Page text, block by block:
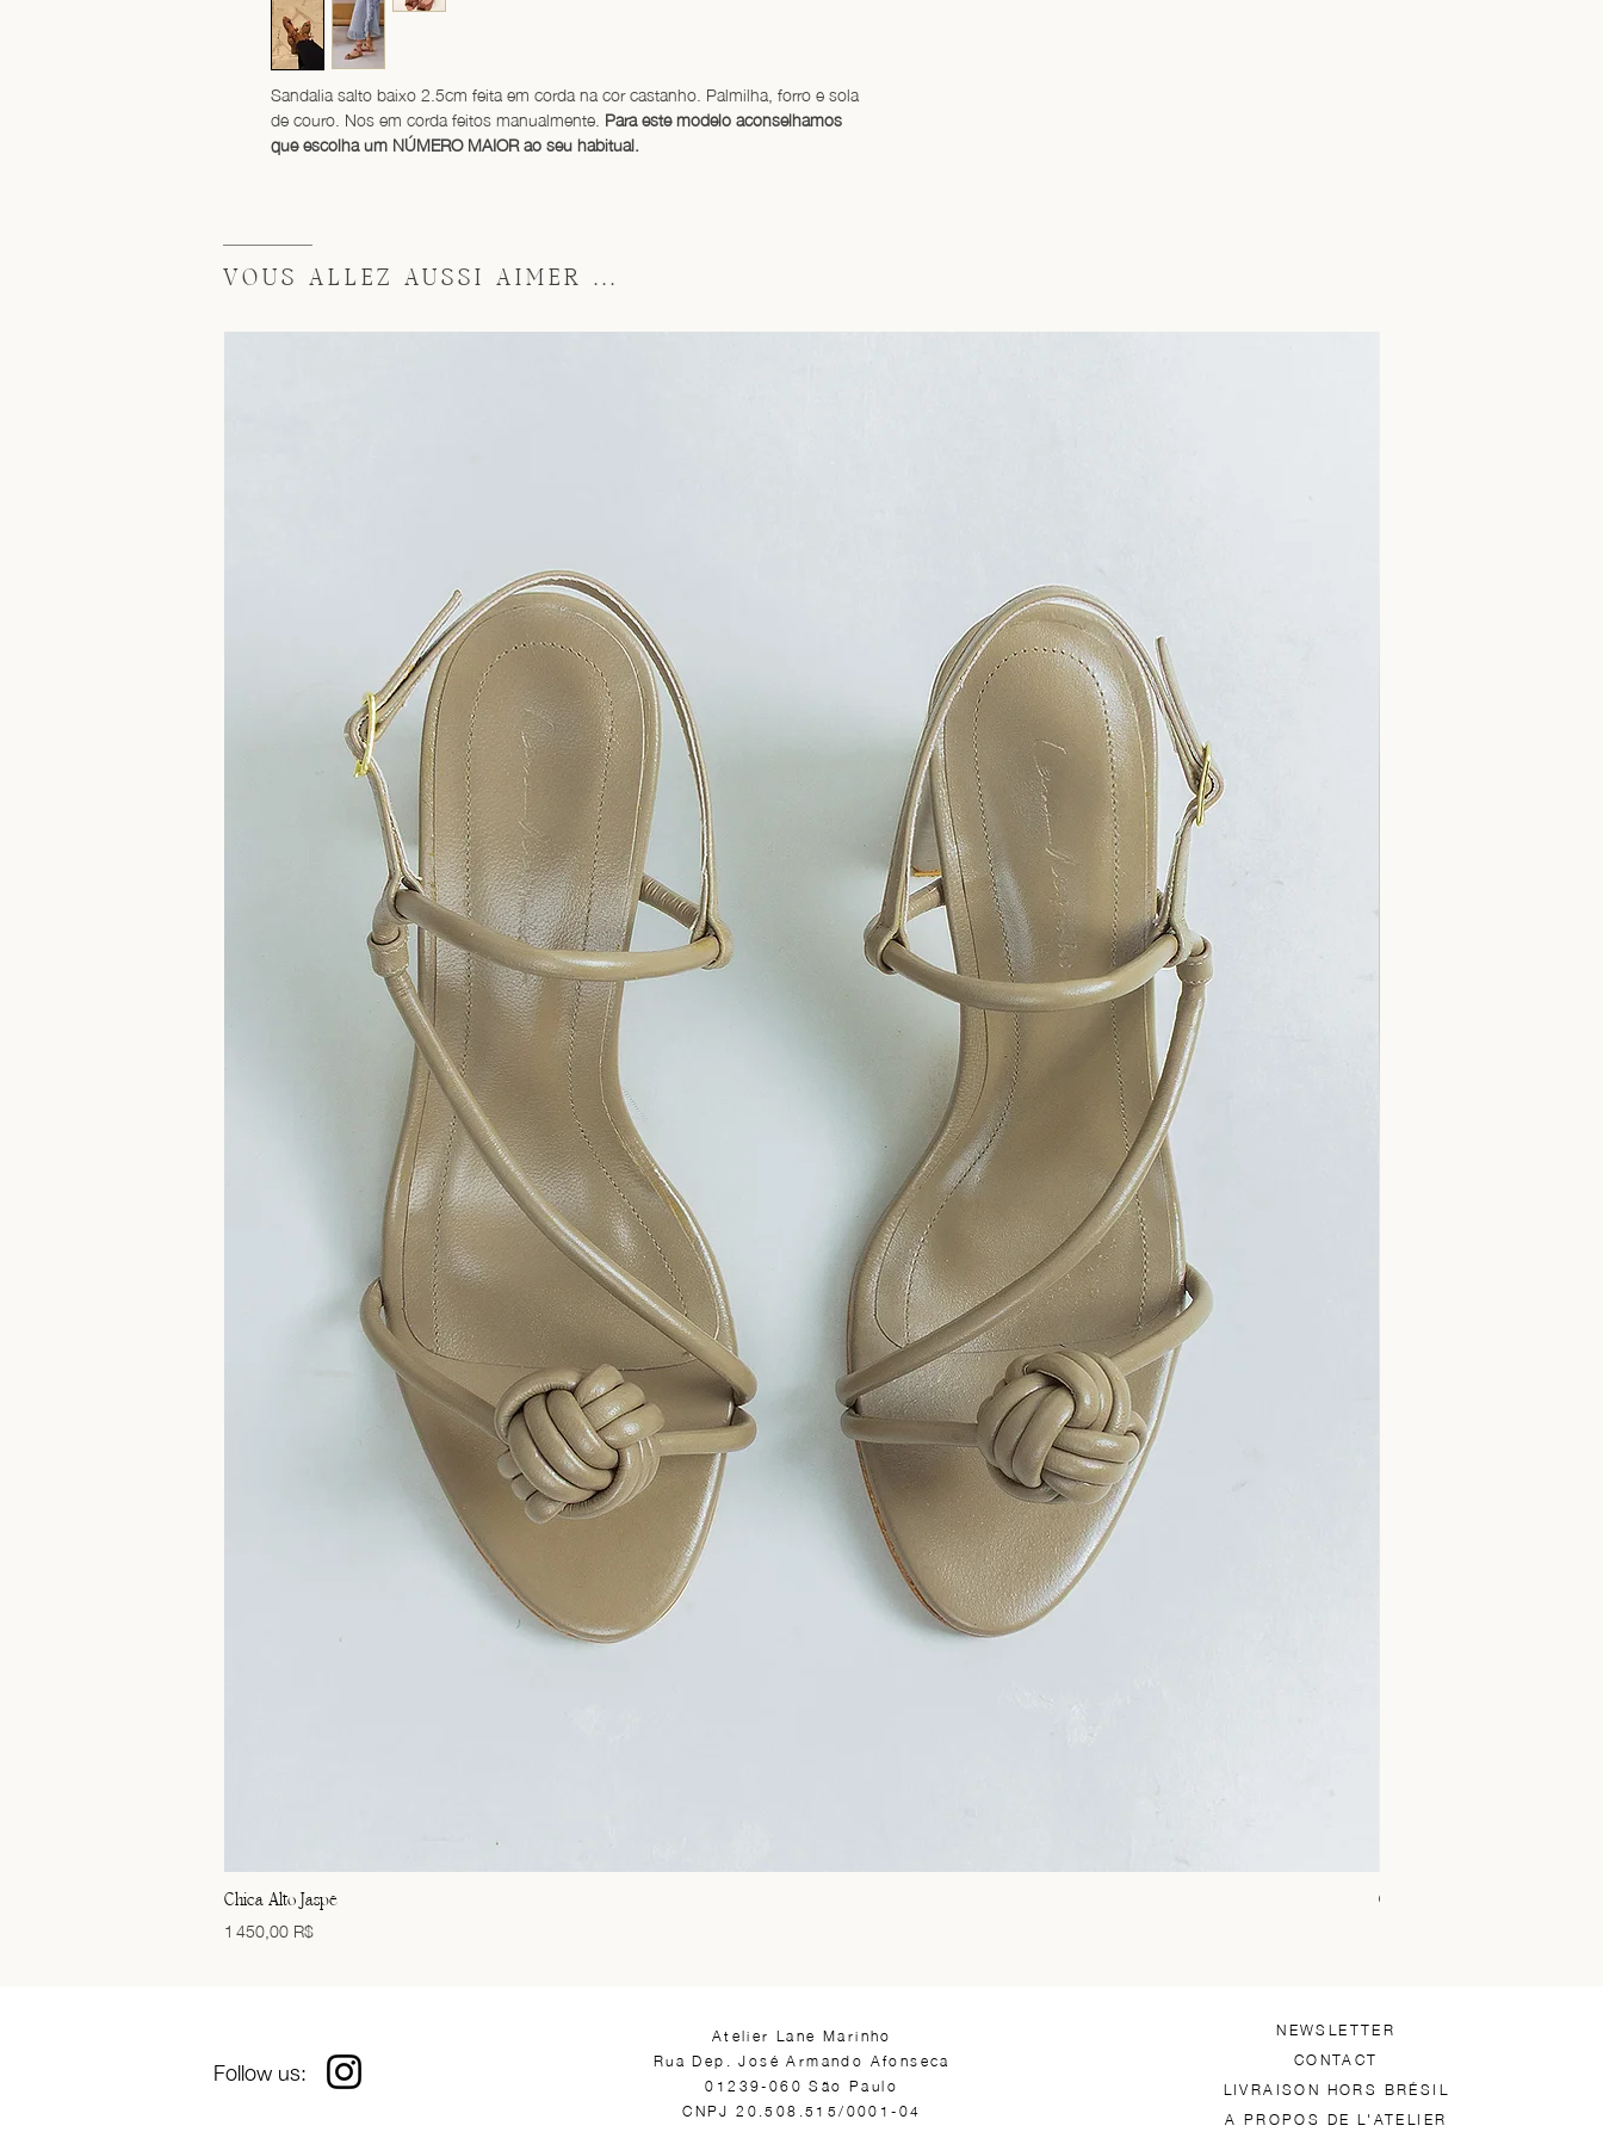
Sandalia salto baixo 2.5cm feita em corda na cor castanho. Palmilha, forro e sola
de couro. Nos em corda feitos manualmente. Para este modelo aconselhamos
que escolha um NÚMERO MAIOR ao seu habitual.
VOUS ALLEZ AUSSI AIMER ...
Chica Alto Jaspe
Prix
1 450,00 R$
Chica Alto Preto
Follow us:
​Atelier Lane Marinho
Rua Dep. José Armando Afonseca
01239-060 São Paulo
CNPJ 20.508.515/0001-04
NEWSLETTER
CONTACT
LIVRAISON HORS BRÉSIL
A PROPOS DE L'ATELIER